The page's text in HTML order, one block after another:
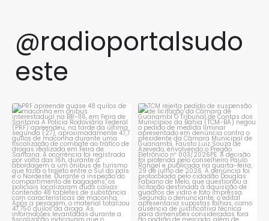
@radioportalsudo
este
PRF apreende quase 48 quilos
de maconha em ônibus...
1 0
TCM rejeita pedido de
suspensão de licitação da...
1 0